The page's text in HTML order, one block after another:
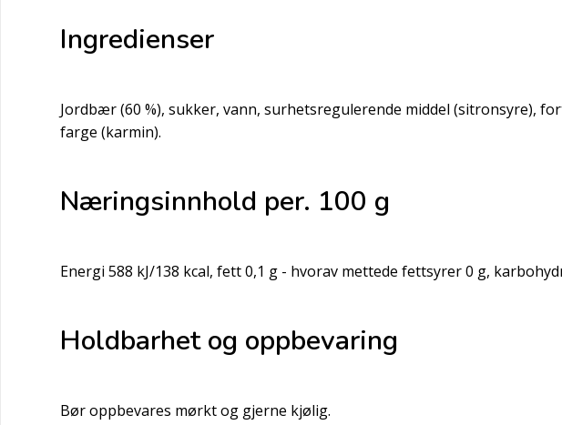
Ingredienser
Jordbær (60 %), sukker, vann, surhetsregulerende middel (sitronsyre),
farge (karmin).
Næringsinnhold per. 100 g
Energi 588 kJ/138 kcal, fett 0,1 g - hvorav mettede fettsyrer 0 g,
Holdbarhet og oppbevaring
Bør oppbevares mørkt og gjerne kjølig.